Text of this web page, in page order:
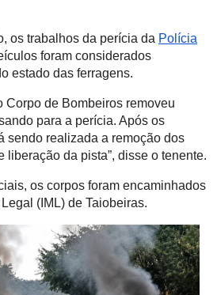
os trabalhos da perícia da Polícia
foram considerados
estado das ferragens.
Corpo de Bombeiros removeu
para a perícia. Após os
sendo realizada a remoção dos
liberação da pista”, disse o tenente.
os corpos foram encaminhados
(IML) de Taiobeiras.